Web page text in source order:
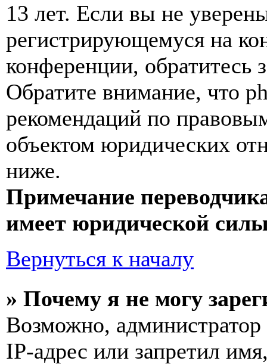
13 лет. Если вы не
регистрирующемуся на
конференции, обратитесь
Обратите внимание, что
рекомендаций по
объектом юридических
ниже.
Примечание
имеет юридической
Вернуться к началу
» Почему я не могу
Возможно,
IP-адрес или запретил